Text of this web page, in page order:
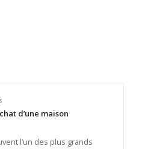
d’une maison
l’un des plus grands